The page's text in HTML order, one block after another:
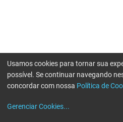
Usamos cookies para tornar sua
possível. Se continuar navegando
concordar com nossa Política de
Gerenciar Cookies...
Erro ao enviar informações, por